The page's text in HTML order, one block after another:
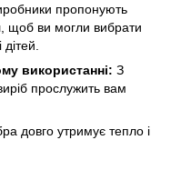
пропонують
щоб ви могли вибрати
використанні: З
прослужить вам
довго утримує тепло і